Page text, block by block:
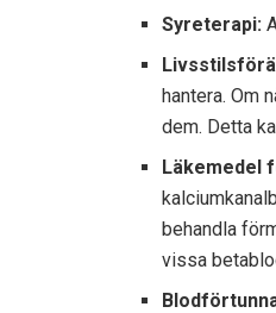
Syreterapi:
hantera. Om
dem. Detta
Läkemedel
behandla
vissa